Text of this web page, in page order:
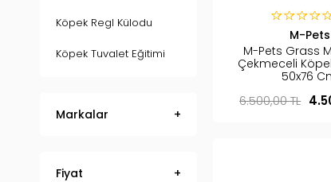
Köpek Regl Külodu
Köpek Tuvalet Eğitimi
Markalar
Fiyat
M-Pets
M-Pets Grass
Çekmeceli
50x76
6.500,00 TL